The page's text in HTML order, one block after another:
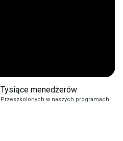
Tysiące menedżerów
Przeszkolonych w naszych programach